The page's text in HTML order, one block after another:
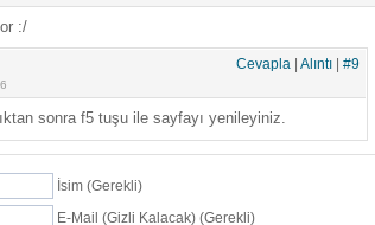
:/
Cevapla| Alıntı| #9
sonra f5 tuşu ile sayfayı yenileyiniz.
İsim (Gerekli)
E-Mail (Gizli Kalacak) (Gerekli)